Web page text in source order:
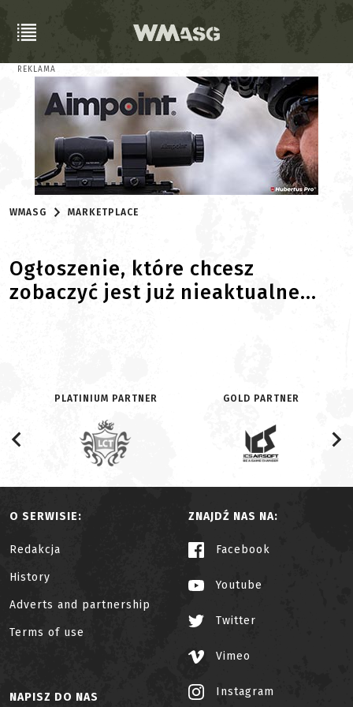
REKLAMA
WMASG MARKETPLACE
Ogłoszenie, które chcesz
zobaczyć jest już nieaktualne...
PLATINIUM PARTNER GOLD PARTNER
O SERWISIE:
Redakcja
History
Adverts and partnership
Terms of use
ZNAJDŹ NAS NA:
Facebook
Youtube
Twitter
Vimeo
Instagram
NAPISZ DO NAS